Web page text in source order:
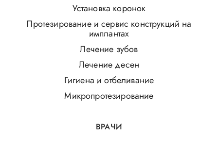
Установка коронок
Протезирование и сервис конструкций на
имплантах
Лечение зубов
Лечение десен
Гигиена и отбеливание
Микропротезирование
ВРАЧИ